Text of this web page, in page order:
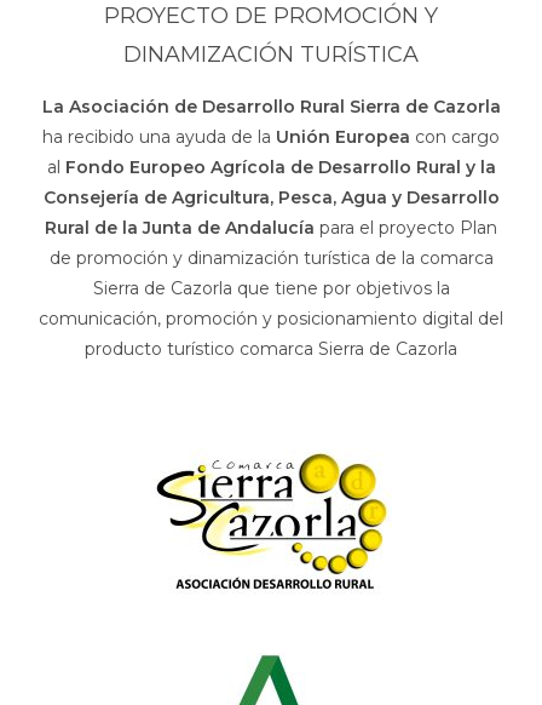
PROYECTO DE PROMOCIÓN Y
DINAMIZACIÓN TURÍSTICA
La Asociación de Desarrollo Rural Sierra de Cazorla
ha recibido una ayuda de la Unión Europea con cargo
al Fondo Europeo Agrícola de Desarrollo Rural y la
Consejería de Agricultura, Pesca, Agua y Desarrollo
Rural de la Junta de Andalucía para el proyecto Plan
de promoción y dinamización turística de la comarca
Sierra de Cazorla que tiene por objetivos la
comunicación, promoción y posicionamiento digital del
producto turístico comarca Sierra de Cazorla